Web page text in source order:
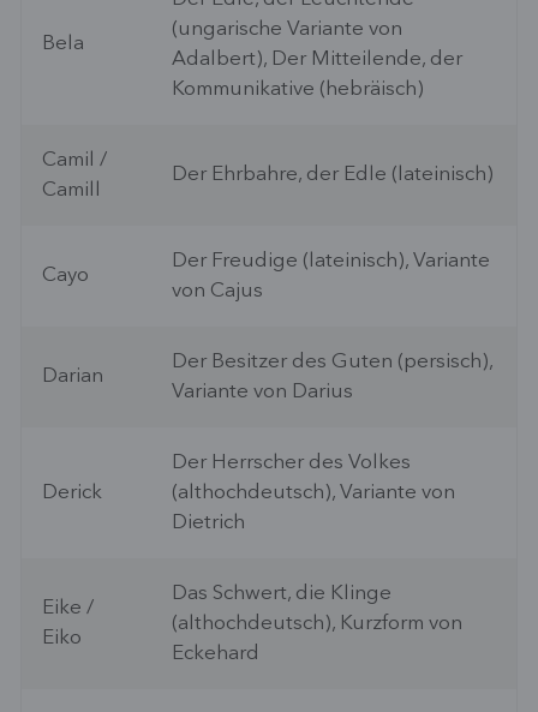
Bela
(ungarische Variante von
Adalbert), Der Mitteilende, der
Kommunikative (hebräisch)
Camil /
Camill
Der Ehrbahre, der Edle (lateinisch)
Cayo
Der Freudige (lateinisch), Variante
von Cajus
Darian
Der Besitzer des Guten (persisch),
Variante von Darius
Derick
Der Herrscher des Volkes
(althochdeutsch), Variante von
Dietrich
Eike /
Eiko
Das Schwert, die Klinge
(althochdeutsch), Kurzform von
Eckehard